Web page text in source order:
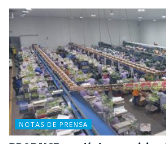
NOTAS DE PRENSA